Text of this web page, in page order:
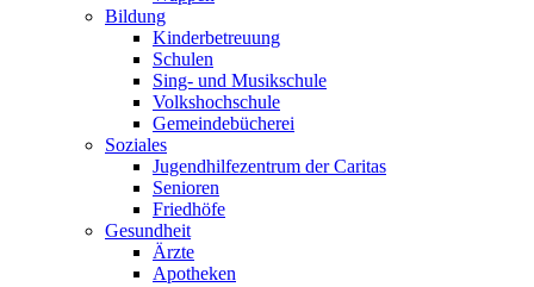
Bildung
Kinderbetreuung
Schulen
Sing- und Musikschule
Volkshochschule
Gemeindebücherei
Soziales
Jugendhilfezentrum der Caritas
Senioren
Friedhöfe
Gesundheit
Ärzte
Apotheken